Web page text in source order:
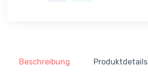
Beschreibung Produktdetails